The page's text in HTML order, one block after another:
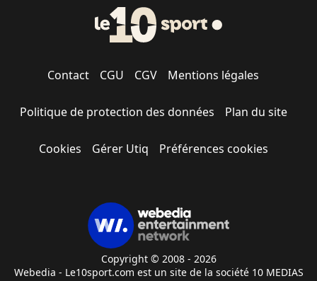
Contact CGU CGV Mentions légales
Politique de protection des données Plan du site
Cookies Gérer Utiq Préférences cookies
Copyright © 2008 - 2026
Webedia - Le10sport.com est un site de la société 10 MEDIAS